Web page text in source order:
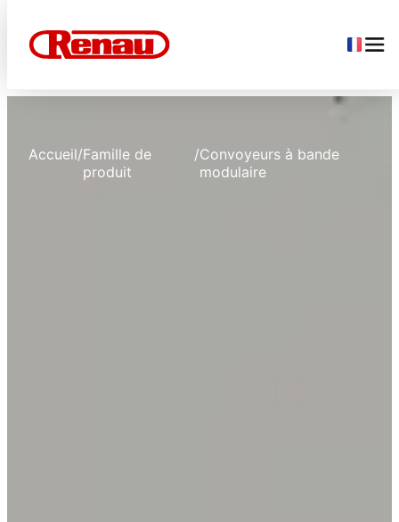
Accueil/Famille de
produit
/Convoyeurs à bande
modulaire